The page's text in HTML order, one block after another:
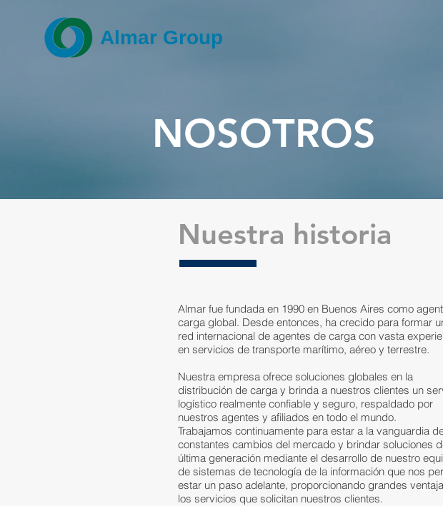
Almar Group
NOSOTROS
Nuestra historia
Almar fue fundada en 1990 en Buenos Aires como
carga global. Desde entonces, ha crecido para formar
red internacional de agentes de carga con vasta
en servicios de transporte marítimo, aéreo y terrestre.
Nuestra empresa ofrece soluciones globales en la
distribución de carga y brinda a nuestros clientes un
logístico realmente confiable y seguro, respaldado por
nuestros agentes y afiliados en todo el mundo.
Trabajamos continuamente para estar a la vanguardia
constantes cambios del mercado y brindar soluciones
última generación mediante el desarrollo de nuestro
de sistemas de tecnología de la información que nos
estar un paso adelante, proporcionando grandes
los servicios que solicitan nuestros clientes.